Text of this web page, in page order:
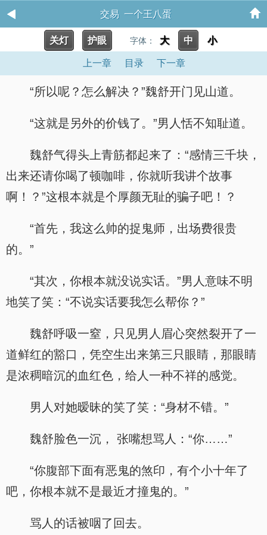
交易 一个王八蛋
关灯 护眼 字体： 大 中 小
上一章 目录 下一章
“所以呢？怎么解决？”魏舒开门见山道。
“这就是另外的价钱了。”男人恬不知耻道。
魏舒气得头上青筋都起来了：“感情三千块，
出来还请你喝了顿咖啡，你就听我讲个故事
啊！？”这根本就是个厚颜无耻的骗子吧！？
“首先，我这么帅的捉鬼师，出场费很贵
的。”
“其次，你根本就没说实话。”男人意味不明
地笑了笑：“不说实话要我怎么帮你？”
魏舒呼吸一窒，只见男人眉心突然裂开了一
道鲜红的豁口，凭空生出来第三只眼睛，那眼睛
是浓稠暗沉的血红色，给人一种不祥的感觉。
男人对她暧昧的笑了笑：“身材不错。”
魏舒脸色一沉， 张嘴想骂人：“你……”
“你腹部下面有恶鬼的煞印，有个小十年了
吧，你根本就不是最近才撞鬼的。”
骂人的话被咽了回去。